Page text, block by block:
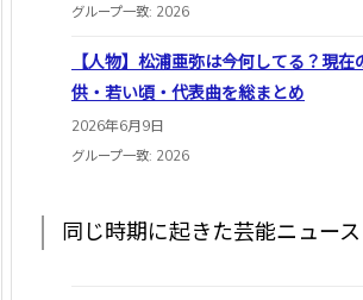
グループ一致: 2026
【人物】松浦亜弥は今何してる？現
供・若い頃・代表曲を総まとめ
2026年6月9日
グループ一致: 2026
同じ時期に起きた芸能ニュース